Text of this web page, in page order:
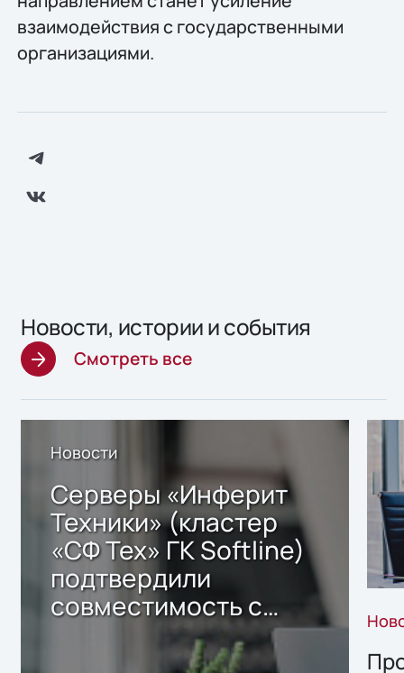
взаимодействия с государственными
организациями.
Новости, истории и события
Смотреть все
Новости
Серверы «Инферит
Техники» (кластер
«СФ Тех» ГК Softline)
подтвердили
совместимость с
решением Sharx
Storage 2.x для